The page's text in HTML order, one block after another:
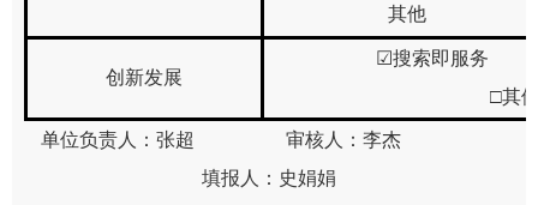
其他
创新发展
☑搜索即服
□其
单位负责人： 张超 审核人： 李杰
填报人： 史娟娟